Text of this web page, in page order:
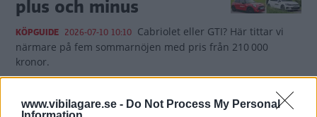
www.vibilagare.se - Do Not Process My Personal
plus och minus
KÖPGUIDE 2026-07-10 10:10 Cabriolet eller GTI? Här tittar vi
närmare på fem sommarnöjen med pris från 210 000
kronor.